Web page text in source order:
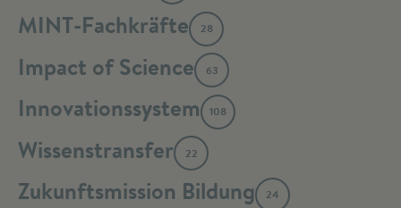
MINT-Fachkräfte 28
Impact of Science 63
Innovationssystem 108
Wissenstransfer 22
Zukunftsmission Bildung 24